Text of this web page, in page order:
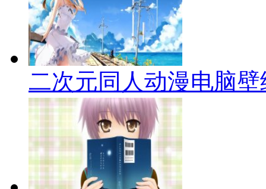
二次元同人动漫电脑壁